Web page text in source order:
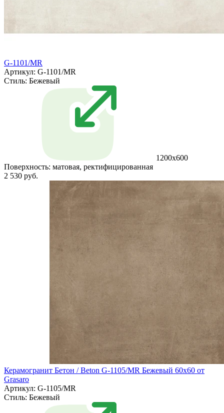
G-1101/MR
Артикул: G-1101/MR
Стиль: Бежевый
1200x600
Поверхность: матовая, ректифицированная
2 530 руб.
Керамогранит Бетон / Beton G-1105/MR Бежевый 60х60 от
Grasaro
Артикул: G-1105/MR
Стиль: Бежевый